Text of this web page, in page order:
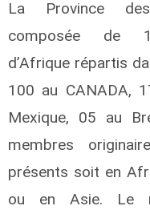
La Province
composée de
d’Afrique répartis
100 au CANADA,
Mexique, 05 au
membres
présents soit en
ou en Asie. Le